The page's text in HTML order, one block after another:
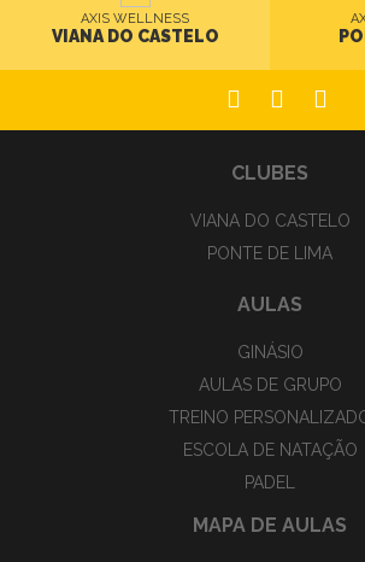
AXIS WELLNESS
VIANA DO CASTELO
CLUBES
VIANA DO CASTELO
PONTE DE LIMA
AULAS
GINÁSIO
AULAS DE GRUPO
TREINO
ESCOLA DE NATAÇÃO
PADEL
MAPA DE AULAS